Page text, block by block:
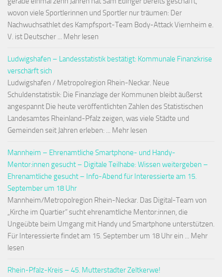
wovon viele Sportlerinnen und Sportler nur träumen: Der
Nachwuchsathlet des Kampfsport-Team Body-Attack Viernheim e.
V. ist Deutscher ... Mehr lesen
Ludwigshafen – Landesstatistik bestätigt: Kommunale Finanzkrise
verschärft sich
Ludwigshafen / Metropolregion Rhein-Neckar. Neue
Schuldenstatistik: Die Finanzlage der Kommunen bleibt äußerst
angespannt Die heute veröffentlichten Zahlen des Statistischen
Landesamtes Rheinland-Pfalz zeigen, was viele Städte und
Gemeinden seit Jahren erleben: ... Mehr lesen
Mannheim – Ehrenamtliche Smartphone- und Handy-
Mentor:innen gesucht – Digitale Teilhabe: Wissen weitergeben –
Ehrenamtliche gesucht – Info-Abend für Interessierte am 15.
September um 18 Uhr
Mannheim/Metropolregion Rhein-Neckar. Das Digital-Team von
„Kirche im Quartier“ sucht ehrenamtliche Mentor:innen, die
Ungeübte beim Umgang mit Handy und Smartphone unterstützen.
Für Interessierte findet am 15. September um 18 Uhr ein ... Mehr
lesen
Rhein-Pfalz-Kreis – 45. Mutterstadter Zeltkerwe!